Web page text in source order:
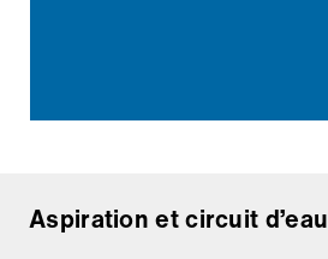
Aspiration et circuit d’eau